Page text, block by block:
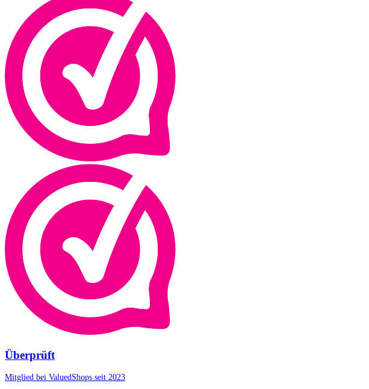
Überprüft
Mitglied bei ValuedShops seit 2023